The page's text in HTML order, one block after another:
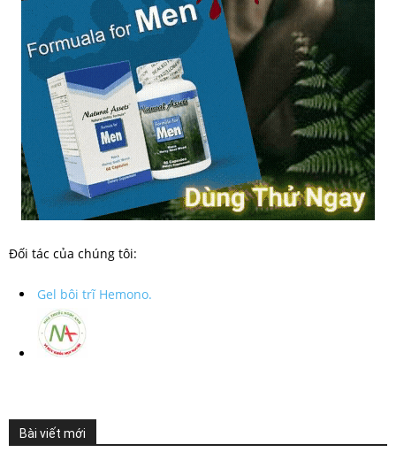
Đối tác của chúng tôi:
Gel bôi trĩ Hemono.
Bài viết mới